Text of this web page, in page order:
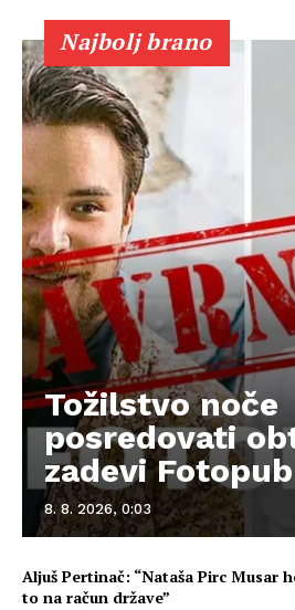
Najbolj brano
Tožilstvo noče
posredovati
zadevi Fotopub
8. 8. 2026, 0:03
Aljuš Pertinač: “Nataša Pirc Musar
to na račun države”